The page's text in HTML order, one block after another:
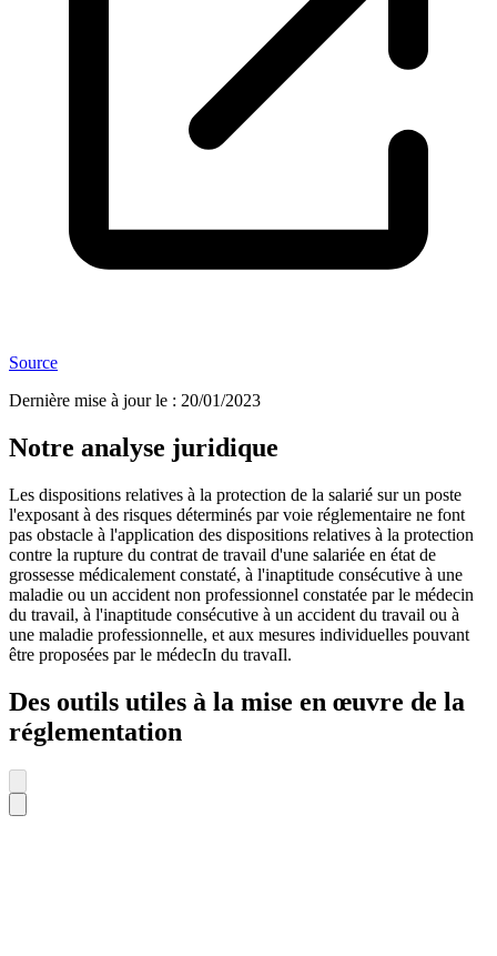
Source
Dernière mise à jour le : 20/01/2023
Notre analyse juridique
Les dispositions relatives à la protection de la salarié sur un poste
l'exposant à des risques déterminés par voie réglementaire ne font
pas obstacle à l'application des dispositions relatives à la protection
contre la rupture du contrat de travail d'une salariée en état de
grossesse médicalement constaté, à l'inaptitude consécutive à une
maladie ou un accident non professionnel constatée par le médecin
du travail, à l'inaptitude consécutive à un accident du travail ou à
une maladie professionnelle, et aux mesures individuelles pouvant
être proposées par le médecIn du travaIl.
Des outils utiles à la mise en œuvre de la
réglementation